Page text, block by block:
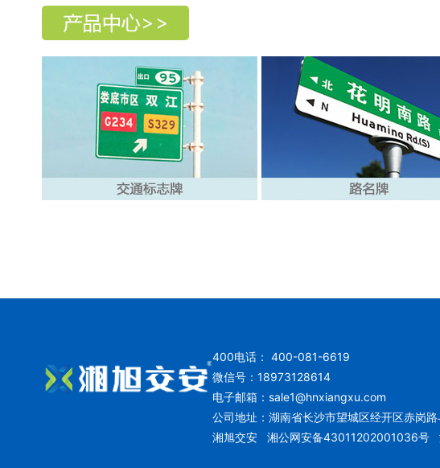
400电话： 400-081-6619
微信号：18973128614
电子邮箱： sale1@hnxiangxu.com
公司地址：湖南省长沙市望城区经开区赤岗
湘旭交安 湘公网安备43011202001036号